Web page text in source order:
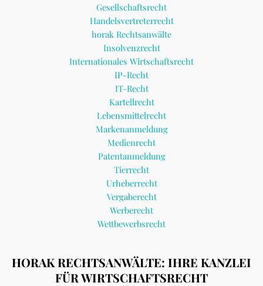
Gesellschaftsrecht
Handelsvertreterrecht
horak Rechtsanwälte
Insolvenzrecht
Internationales Wirtschaftsrecht
IP-Recht
IT-Recht
Kartellrecht
Lebensmittelrecht
Markenanmeldung
Medienrecht
Patentanmeldung
Tierrecht
Urheberrecht
Vergaberecht
Werberecht
Wettbewerbsrecht
HORAK RECHTSANWÄLTE: IHRE KANZLEI
FÜR WIRTSCHAFTSRECHT